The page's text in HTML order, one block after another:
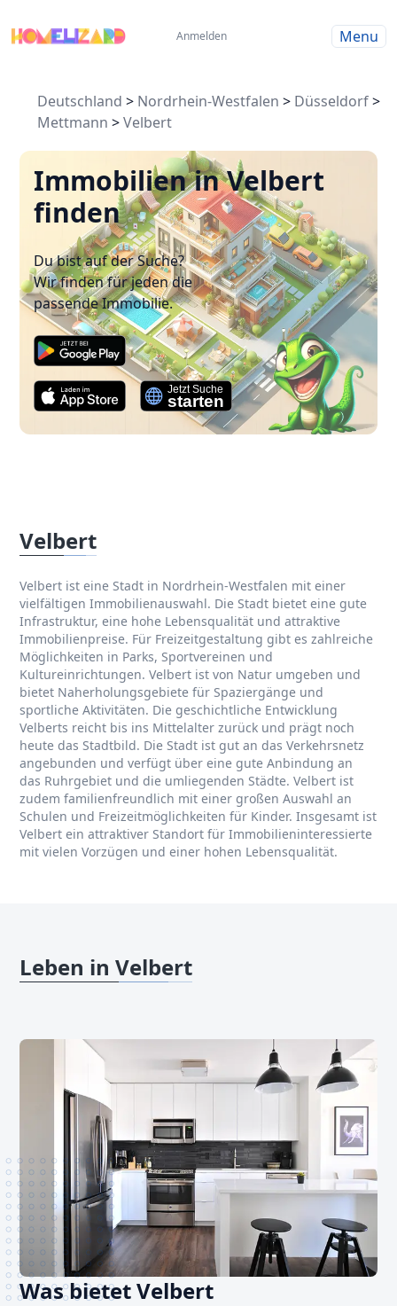
Anmelden Menu
Deutschland > Nordrhein-Westfalen > Düsseldorf>
Mettmann >Velbert
Immobilien in Velbert
finden
Du bist auf der Suche?
Wir finden für jeden die
passende Immobilie.
Velbert
Velbert ist eine Stadt in Nordrhein-Westfalen mit einer
vielfältigen Immobilienauswahl. Die Stadt bietet eine gute
Infrastruktur, eine hohe Lebensqualität und attraktive
Immobilienpreise. Für Freizeitgestaltung gibt es zahlreiche
Möglichkeiten in Parks, Sportvereinen und
Kultureinrichtungen. Velbert ist von Natur umgeben und
bietet Naherholungsgebiete für Spaziergänge und
sportliche Aktivitäten. Die geschichtliche Entwicklung
Velberts reicht bis ins Mittelalter zurück und prägt noch
heute das Stadtbild. Die Stadt ist gut an das Verkehrsnetz
angebunden und verfügt über eine gute Anbindung an
das Ruhrgebiet und die umliegenden Städte. Velbert ist
zudem familienfreundlich mit einer großen Auswahl an
Schulen und Freizeitmöglichkeiten für Kinder. Insgesamt ist
Velbert ein attraktiver Standort für Immobilieninteressierte
mit vielen Vorzügen und einer hohen Lebensqualität.
Leben in Velbert
Was bietet Velbert